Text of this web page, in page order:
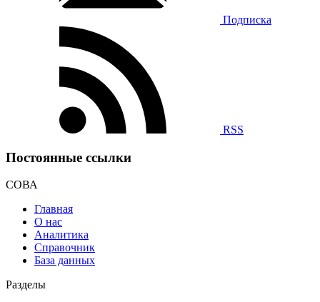
Подписка
RSS
Постоянные ссылки
СОВА
Главная
О нас
Аналитика
Справочник
База данных
Разделы